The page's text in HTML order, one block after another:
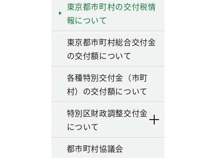
東京都市町村の交付税情
報について
東京都市町村総合交付金
の交付額について
各種特別交付金（市町
村）の交付額について
特別区財政調整交付金
について
都市町村協議会